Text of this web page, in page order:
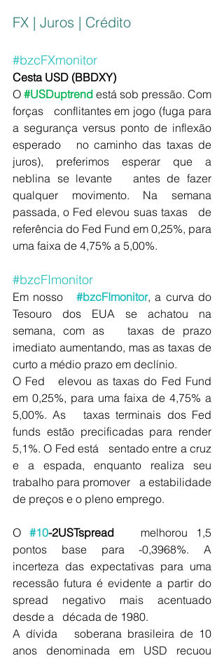
FX | Juros | Crédito
#bzcFXmonitor
Cesta USD (BBDXY)
O #USDuptrend está sob pressão. Com
forças   conflitantes em jogo (fuga para
a segurança versus ponto de inflexão
esperado   no caminho das taxas de
juros), preferimos esperar que a
neblina se levante   antes de fazer
qualquer movimento. Na semana
passada, o Fed elevou suas taxas   de
referência do Fed Fund em 0,25%, para
uma faixa de 4,75% a 5,00%.
#bzcFImonitor
Em nosso #bzcFImonitor, a curva do
Tesouro dos EUA se achatou na
semana, com as   taxas de prazo
imediato aumentando, mas as taxas de
curto a médio prazo em declínio.
O Fed   elevou as taxas do Fed Fund
em 0,25%, para uma faixa de 4,75% a
5,00%. As   taxas terminais dos Fed
funds estão precificadas para render
5,1%. O Fed está   sentado entre a cruz
e a espada, enquanto realiza seu
trabalho para promover   a estabilidade
de preços e o pleno emprego.
O #10-2USTspread
   melhorou 1,5
pontos base para -0,3968%. A
incerteza das expectativas para uma
recessão futura é evidente a partir do
spread negativo mais acentuado
desde a   década de 1980.
A dívida   soberana brasileira de 10
anos denominada em USD recuou